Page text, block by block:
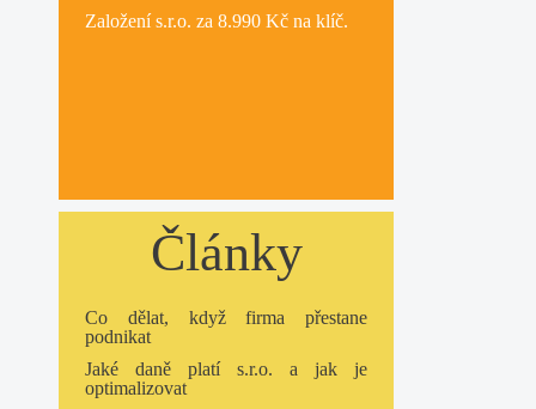
Založení s.r.o. za 8.990 Kč na klíč.
Články
Co dělat, když firma přestane
podnikat
Jaké daně platí s.r.o. a jak je
optimalizovat